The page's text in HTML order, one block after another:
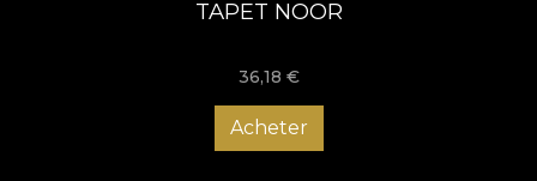
TAPET NOOR
36,18 €
Acheter